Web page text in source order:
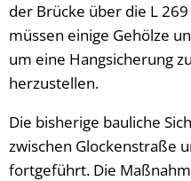
der Brücke über die L
müssen einige Gehölze
um eine Hangsicherung
herzustellen.
Die bisherige bauliche
zwischen Glockenstraße
fortgeführt. Die